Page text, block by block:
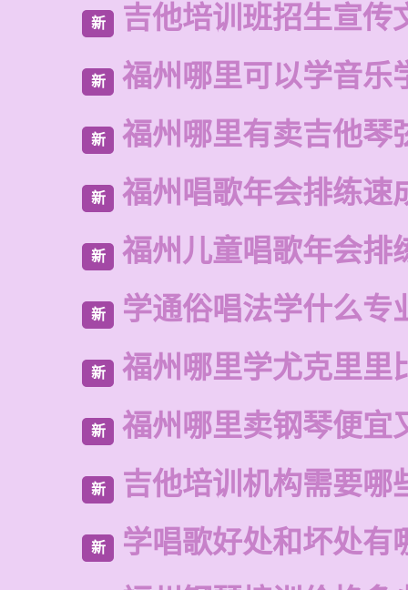
新 吉他培训班招生宣传
新 福州哪里可以学音乐
新 福州哪里有卖吉他琴
新 福州唱歌年会排练速
新 福州儿童唱歌年会排
新 学通俗唱法学什么专
新 福州哪里学尤克里里
新 福州哪里卖钢琴便宜
新 吉他培训机构需要哪
新
学唱歌好处和坏处有